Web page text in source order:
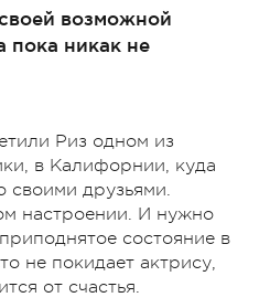
возможной
пока никак не
Риз одном из
в Калифорнии, куда
своими друзьями.
настроении. И нужно
состояние в
не покидает актрису,
от счастья.